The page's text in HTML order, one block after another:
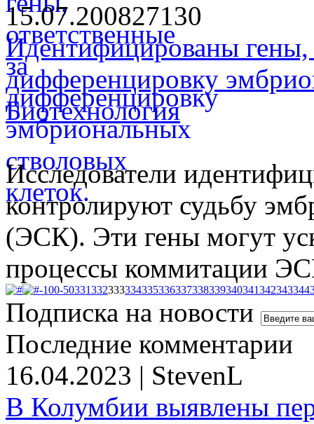
15.07.200827130
Идентифицированы гены,
дифференцировку
Биотехнология
Исследователи
контролируют судьбу
(ЭСК). Эти гены могут
процессы коммитации
-100-50331332333334335336337338339340341342343344
Подписка на новости
Последние комментарии
16.04.2023 | StevenL
В Колумбии выявлены